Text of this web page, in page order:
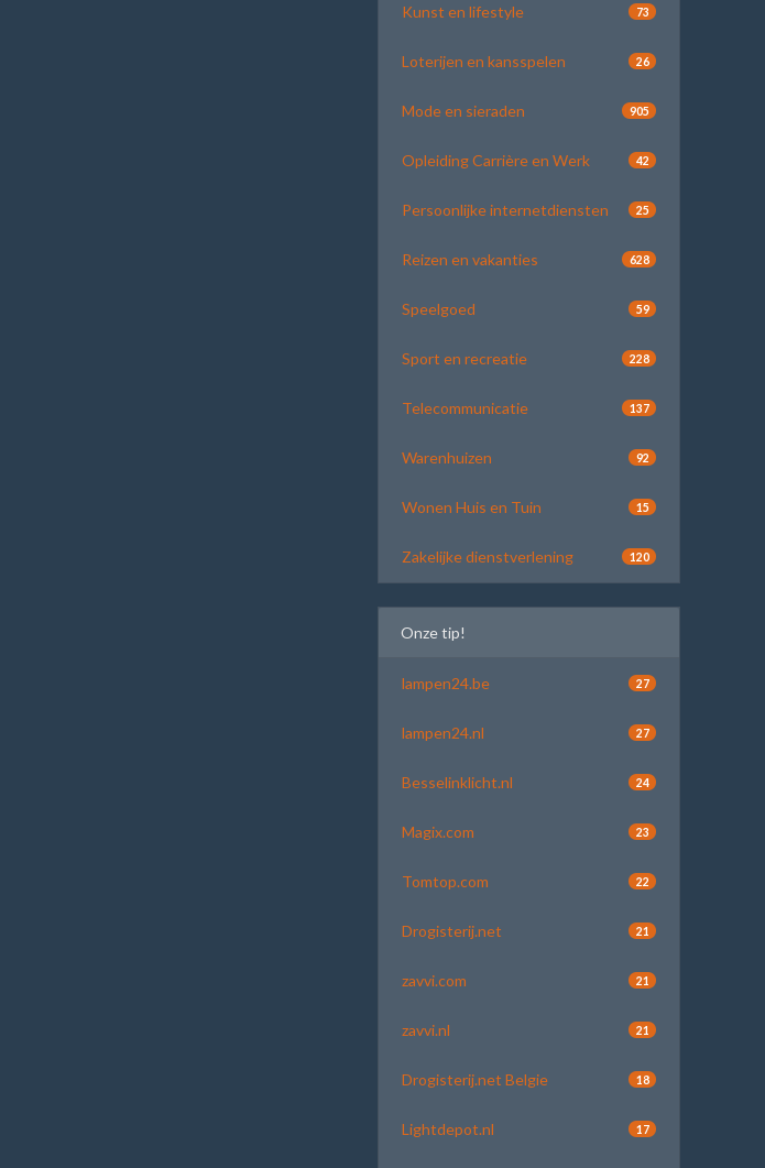
Kunst en lifestyle 73
Loterijen en kansspelen 26
Mode en sieraden 905
Opleiding Carrière en Werk 42
Persoonlijke internetdiensten 25
Reizen en vakanties 628
Speelgoed 59
Sport en recreatie 228
Telecommunicatie 137
Warenhuizen 92
Wonen Huis en Tuin 15
Zakelijke dienstverlening 120
Onze tip!
lampen24.be 27
lampen24.nl 27
Besselinklicht.nl 24
Magix.com 23
Tomtop.com 22
Drogisterij.net 21
zavvi.com 21
zavvi.nl 21
Drogisterij.net Belgie 18
Lightdepot.nl 17